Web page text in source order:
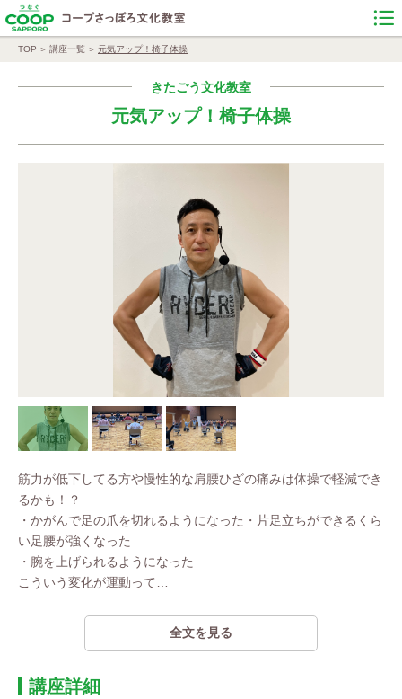
TOP 講座一覧 元気アップ！椅子体操
きたごう文化教室
元気アップ！椅子体操
筋力が低下してる方や慢性的な肩腰ひざの痛みは体操で軽減でき
るかも！？
・かがんで足の爪を切れるようになった・片足立ちができるくら
い足腰が強くなった
・腕を上げられるようになった
こういう変化が運動って
全文を見る
講座詳細